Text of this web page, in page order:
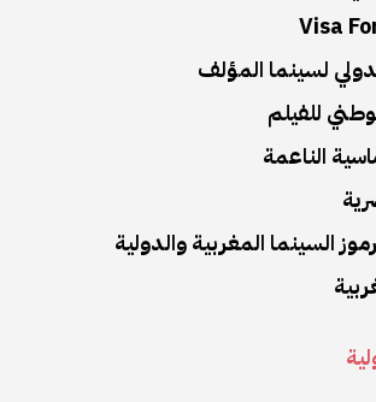
لسينما المؤلف
للفيلم
الناعمة
السينما المغربية والدولية